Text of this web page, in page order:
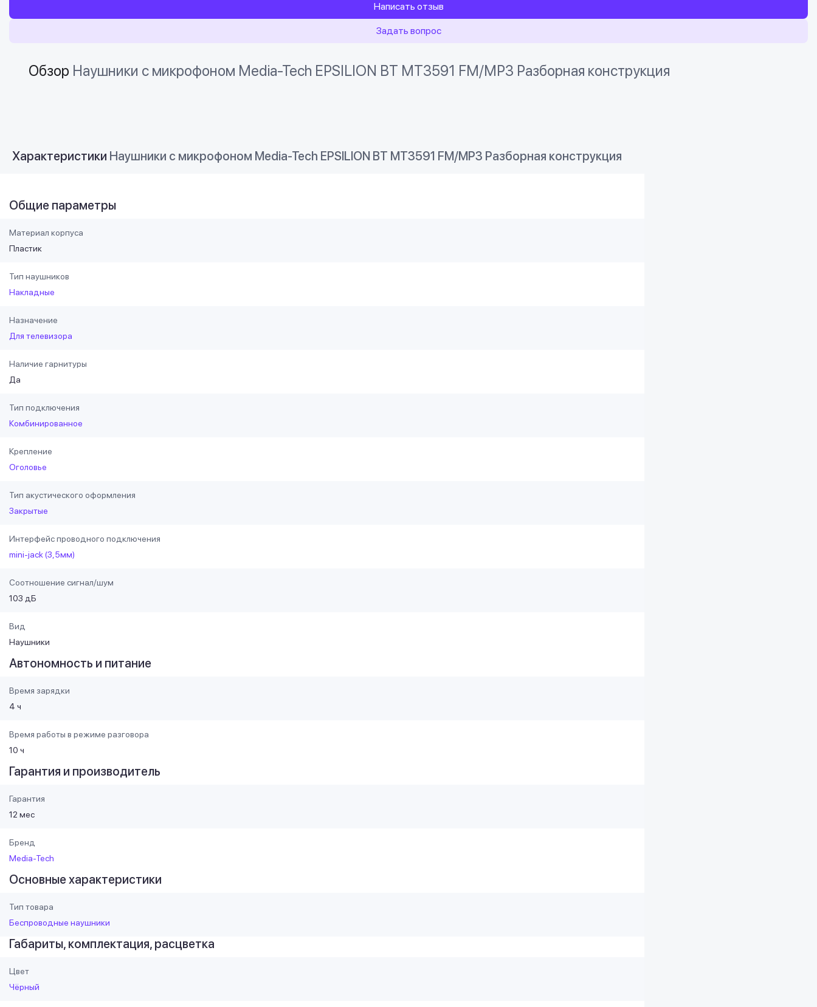
Написать отзыв
Задать вопрос
Обзор Наушники с микрофоном Media-Tech EPSILION BT MT3591 FM/MP3 Разборная конструкция
Характеристики Наушники с микрофоном Media-Tech EPSILION BT MT3591 FM/MP3 Разборная конструкция
Общие параметры
Материал корпуса
Пластик
Тип наушников
Накладные
Назначение
Для телевизора
Наличие гарнитуры
Да
Тип подключения
Комбинированное
Крепление
Оголовье
Тип акустического оформления
Закрытые
Интерфейс проводного подключения
mini-jack (3,5мм)
Соотношение сигнал/шум
103 дБ
Вид
Наушники
Автономность и питание
Время зарядки
4 ч
Время работы в режиме разговора
10 ч
Гарантия и производитель
Гарантия
12 мес
Бренд
Media-Tech
Основные характеристики
Тип товара
Беспроводные наушники
Габариты, комплектация, расцветка
Цвет
Чёрный